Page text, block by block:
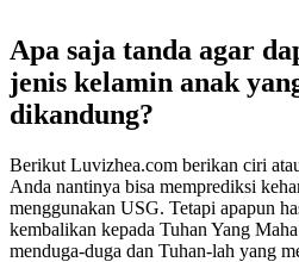
Apa saja tanda agar
jenis kelamin anak
dikandung?
Berikut Luvizhea.com berikan ciri
Anda nantinya bisa memprediksi
menggunakan USG. Tetapi apapun
kembalikan kepada Tuhan Yang
menduga-duga dan Tuhan-lah yang